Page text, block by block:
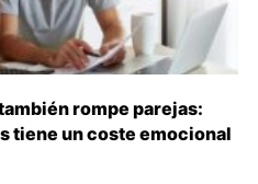
rompe parejas:
tiene un coste emocional